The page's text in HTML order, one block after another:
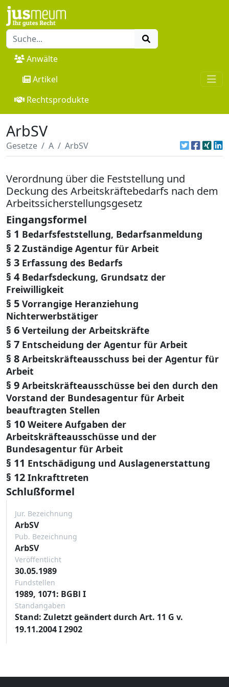
Anwälte
Artikel
Rechtsprodukte
ArbSV
Gesetze A ArbSV
Verordnung über die Feststellung und
Deckung des Arbeitskräftebedarfs nach dem
Arbeitssicherstellungsgesetz
Eingangsformel
§ 1 Bedarfsfeststellung, Bedarfsanmeldung
§ 2 Zuständige Agentur für Arbeit
§ 3 Erfassung des Bedarfs
§ 4 Bedarfsdeckung, Grundsatz der
Freiwilligkeit
§ 5 Vorrangige Heranziehung
Nichterwerbstätiger
§ 6 Verteilung der Arbeitskräfte
§ 7 Entscheidung der Agentur für Arbeit
§ 8 Arbeitskräfteausschuss bei der Agentur für
Arbeit
§ 9 Arbeitskräfteausschüsse bei den durch den
Vorstand der Bundesagentur für Arbeit
beauftragten Stellen
§ 10 Weitere Aufgaben der
Arbeitskräfteausschüsse und der
Bundesagentur für Arbeit
§ 11 Entschädigung und Auslagenerstattung
§ 12 Inkrafttreten
Schlußformel
Jur. Bezeichnung
ArbSV
Pub. Bezeichnung
ArbSV
Veröffentlicht
30.05.1989
Fundstellen
1989, 1071: BGBl I
Standangaben
Stand: Zuletzt geändert durch Art. 11 G v.
19.11.2004 I 2902